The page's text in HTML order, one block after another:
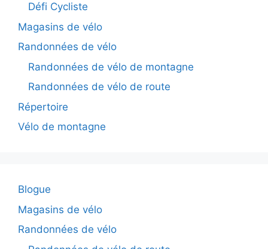
Défi Cycliste
Magasins de vélo
Randonnées de vélo
Randonnées de vélo de montagne
Randonnées de vélo de route
Répertoire
Vélo de montagne
Blogue
Magasins de vélo
Randonnées de vélo